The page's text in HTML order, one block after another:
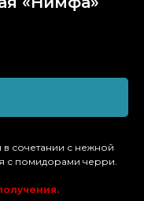
сочетании с нежной
с помидорами черри.